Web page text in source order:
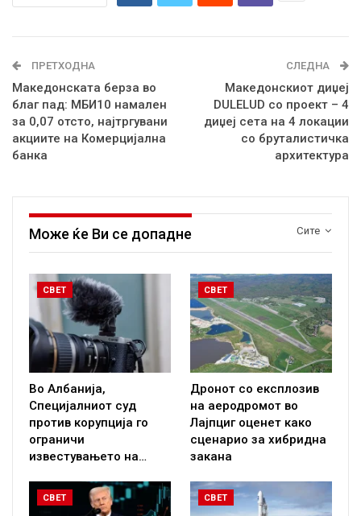
ПРЕТХОДНА
Македонската берза во
благ пад: МБИ10 намален
за 0,07 отсто, најтргувани
акциите на Комерцијална
банка
СЛЕДНА
Македонскиот диџеј
DULELUD со проект – 4
диџеј сета на 4 локации
со бруталистичка
архитектура
Сите
Може ќе Ви се допадне
СВЕТ
Во Албанија,
Специјалниот суд
против корупција го
ограничи
известувањето на…
СВЕТ
Дронот со експлозив
на аеродромот во
Лајпциг оценет како
сценарио за хибридна
закана
СВЕТ СВЕТ